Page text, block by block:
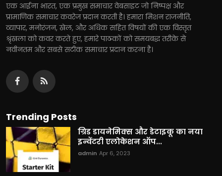
एक आईना भारत, एक प्रमुख समाचार वेबसाइट जो निष्पक्ष और
प्रामाणिक समाचार कवरेज प्रदान करती है। हमारा मिशन राजनीति,
व्यापार, मनोरंजन, खेल, और अधिक सहित विषयों की एक विस्तृत
श्रृंखला को कवर करते हुए, हमारे पाठकों को समयबद्ध तरीके से
नवीनतम और सबसे सटीक समाचार प्रदान करना है।
Trending Posts
ग्रिड डायनेमिक्स और डेटाइकू का नया
इन्वेंटरी एलोकेशन ऑप...
admin Apr 6, 2023